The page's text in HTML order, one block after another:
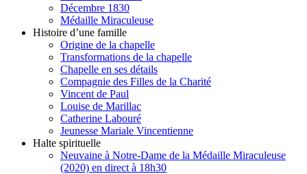
Décembre 1830
Médaille Miraculeuse
Histoire d’une famille
Origine de la chapelle
Transformations de la chapelle
Chapelle en ses détails
Compagnie des Filles de la Charité
Vincent de Paul
Louise de Marillac
Catherine Labouré
Jeunesse Mariale Vincentienne
Halte spirituelle
Neuvaine à Notre-Dame de la Médaille Miraculeuse
(2020) en direct à 18h30